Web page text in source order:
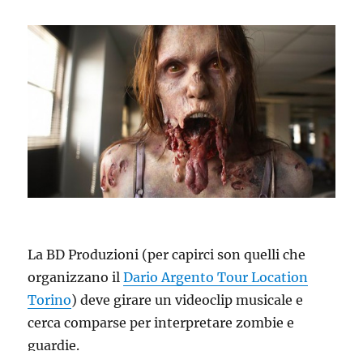
La BD Produzioni (per capirci son quelli che
organizzano ilDario Argento Tour Location
Torino) deve girare un videoclip musicale e
cerca comparse per interpretare zombie e
guardie.